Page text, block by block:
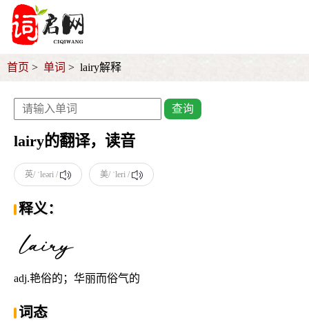
首页 单词 lairy解释
查询
lairy的翻译，读音
英/ ˈleəri / 美/ ˈleri /
释义：
adj.艳俗的；华丽而俗气的
词态